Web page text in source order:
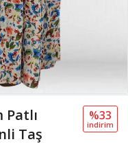
Patlı
Taş
%33
i̇ndi̇ri̇m